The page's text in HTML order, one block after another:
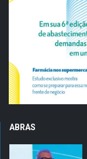
ABRAS